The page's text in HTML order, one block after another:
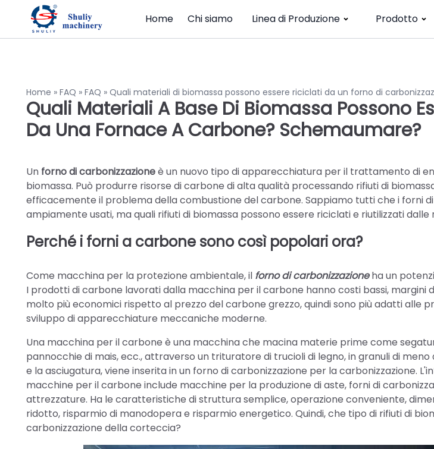
Home Chi siamo Linea di Produzione Prodotto
Home » FAQ » FAQ » Quali materiali di biomassa possono essere riciclati da un forno di
Quali Materiali A Base Di Biomassa Possono
Da Una Fornace A Carbone? Schemaumare?
Un forno di carbonizzazioneè un nuovo tipo di apparecchiatura per il trattamento di
biomassa. Può produrre risorse di carbone di alta qualità processando rifiuti di
efficacemente il problema della combustione del carbone. Sappiamo tutti che i forni
ampiamente usati, ma quali rifiuti di biomassa possono essere riciclati e riutilizzati
Perché i forni a carbone sono così popolari ora?
Come macchina per la protezione ambientale, il forno di carbonizzazione ha un
I prodotti di carbone lavorati dalla macchina per il carbone hanno costi bassi, margini
molto più economici rispetto al prezzo del carbone grezzo, quindi sono più adatti alle
sviluppo di apparecchiature meccaniche moderne.
Una macchina per il carbone è una macchina che macina materie prime come
pannocchie di mais, ecc., attraverso un trituratore di trucioli di legno, in granuli di meno
e la asciugatura, viene inserita in un forno di carbonizzazione per la carbonizzazione.
macchine per il carbone include macchine per la produzione di aste, forni di
attrezzature. Ha le caratteristiche di struttura semplice, operazione conveniente,
ridotto, risparmio di manodopera e risparmio energetico. Quindi, che tipo di rifiuti di
carbonizzazione della corteccia?